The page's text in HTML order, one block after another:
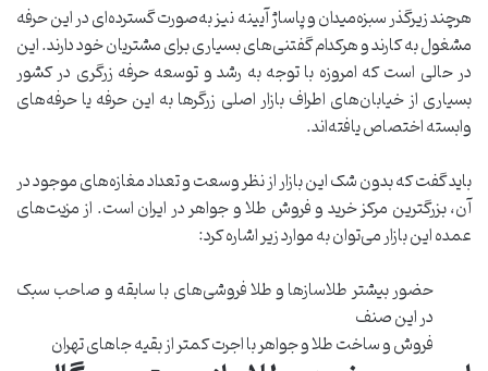
هرچند زیرگذر سبزه‌میدان و پاساژ آیینه نیز به‌صورت گسترده‌ای در این حرفه
مشغول به کارند و هرکدام گفتنی‌های بسیاری برای مشتریان خود دارند. این
در حالی است که امروزه با توجه به رشد و توسعه حرفه زرگری در کشور
بسیاری از خیابان‌های اطراف بازار اصلی زرگرها به این حرفه یا حرفه‌های
وابسته اختصاص یافته‌اند.
باید گفت که بدون شک این بازار از نظر وسعت و تعداد مغازه‌های موجود در
آن، بزرگترین مرکز خرید و فروش طلا و جواهر در ایران است. از مزیت‌های
عمده این بازار می‌توان به موارد زیر اشاره کرد:
حضور بیشتر طلاسازها و طلا فروشی‌های با سابقه و صاحب سبک
در این صنف
فروش و ساخت طلا و جواهر با اجرت کمتر از بقیه جاهای تهران